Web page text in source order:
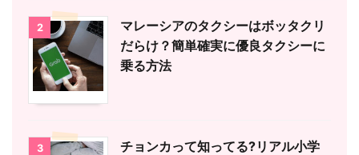
2
マレーシアのタクシーはボッタクリ
だらけ？簡単確実に優良タクシーに
乗る方法
3
チョンカって知ってる?リアル小学